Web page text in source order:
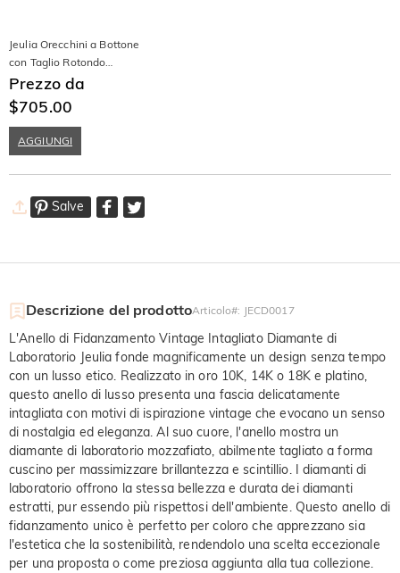
Jeulia Orecchini a Bottone
con Taglio Rotondo
Moissanite 10K/14K/18K
Oro Platino
Prezzo da
$705.00
AGGIUNGI
Salve
Descrizione del prodottoArticolo#: JECD0017
L'Anello di Fidanzamento Vintage Intagliato Diamante di
Laboratorio Jeulia fonde magnificamente un design senza tempo
con un lusso etico. Realizzato in oro 10K, 14K o 18K e platino,
questo anello di lusso presenta una fascia delicatamente
intagliata con motivi di ispirazione vintage che evocano un senso
di nostalgia ed eleganza. Al suo cuore, l'anello mostra un
diamante di laboratorio mozzafiato, abilmente tagliato a forma
cuscino per massimizzare brillantezza e scintillio. I diamanti di
laboratorio offrono la stessa bellezza e durata dei diamanti
estratti, pur essendo più rispettosi dell'ambiente. Questo anello di
fidanzamento unico è perfetto per coloro che apprezzano sia
l'estetica che la sostenibilità, rendendolo una scelta eccezionale
per una proposta o come preziosa aggiunta alla tua collezione.